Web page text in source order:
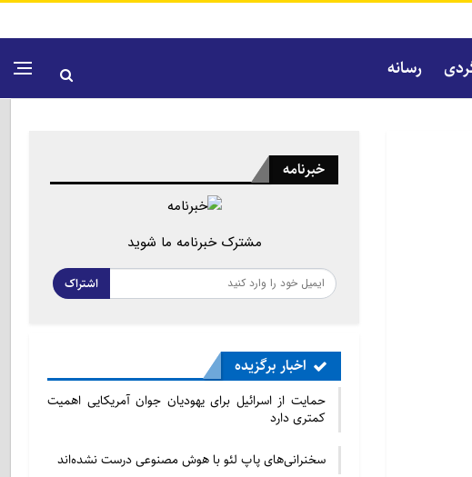
رسانه
خبرنامه
مشترک خبرنامه ما شوید
اشتراک
اخبار برگزیده
حمایت از اسرائیل برای یهودیان جوان آمریکایی اهمیت
کمتری دارد
سخنرانی‌های پاپ لئو با هوش مصنوعی درست نشده‌اند